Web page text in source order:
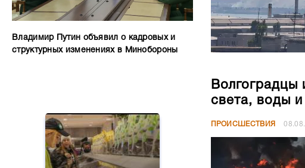
Владимир Путин объявил о кадровых и
структурных изменениях в Минобороны
Волгоградцы
света, воды
ПРОИСШЕСТВИЯ